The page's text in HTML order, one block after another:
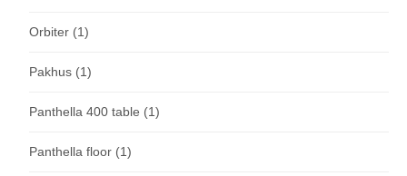
Orbiter (1)
Pakhus (1)
Panthella 400 table (1)
Panthella floor (1)